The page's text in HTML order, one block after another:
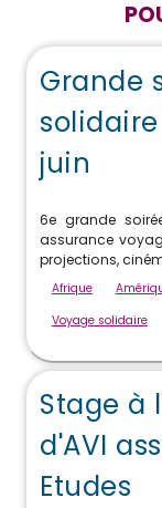
Grande
juin
6e grande
assurance
projections,
Afrique
Voyage solidaire
Stage à
d'AVI
Etudes